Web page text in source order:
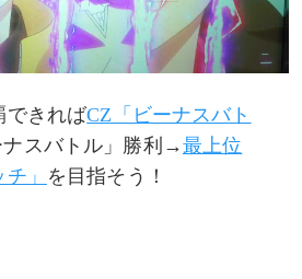
できればCZ「ビーナスバト
スバトル」勝利→最上位
」
を目指そう！